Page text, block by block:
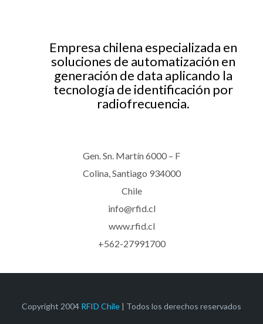
Empresa chilena especializada en
soluciones de automatización en
generación de data aplicando la
tecnología de identificación por
radiofrecuencia.
Gen. Sn. Martín 6000 – F
Colina, Santiago 934000
Chile
info@rfid.cl
www.rfid.cl
+562-27991700
Copyright 2004 RFID Chile | Todos los derechos reservados